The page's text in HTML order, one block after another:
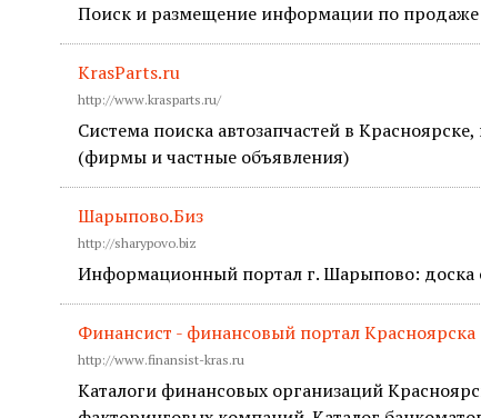
Поиск и размещение информации по продаже
KrasParts.ru
http://www.krasparts.ru/
Система поиска автозапчастей в
(фирмы и частные объявления)
Шарыпово.Биз
http://sharypovo.biz
Информационный портал г. Шарыпово: доска
Финансист - финансовый портал Красноярска
http://www.finansist-kras.ru
Каталоги финансовых организаций